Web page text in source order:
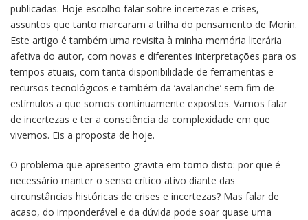
publicadas. Hoje escolho falar sobre incertezas e crises,
assuntos que tanto marcaram a trilha do pensamento de Morin.
Este artigo é também uma revisita à minha memória literária
afetiva do autor, com novas e diferentes interpretações para os
tempos atuais, com tanta disponibilidade de ferramentas e
recursos tecnológicos e também da ‘avalanche’ sem fim de
estímulos a que somos continuamente expostos. Vamos falar
de incertezas e ter a consciência da complexidade em que
vivemos. Eis a proposta de hoje.
O problema que apresento gravita em torno disto: por que é
necessário manter o senso crítico ativo diante das
circunstâncias históricas de crises e incertezas? Mas falar de
acaso, do imponderável e da dúvida pode soar quase uma